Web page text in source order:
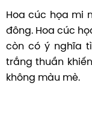
Hoa cúc họa mi
đông. Hoa cúc
còn có ý nghĩa
trắng thuần
không màu mè.